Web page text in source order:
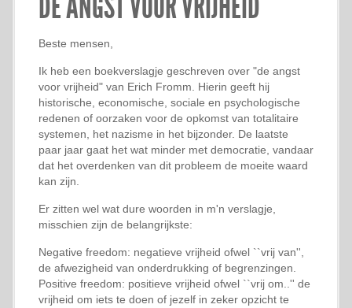
Beste mensen,
Ik heb een boekverslagje geschreven over "de angst
voor vrijheid" van Erich Fromm. Hierin geeft hij
historische, economische, sociale en psychologische
redenen of oorzaken voor de opkomst van totalitaire
systemen, het nazisme in het bijzonder. De laatste
paar jaar gaat het wat minder met democratie, vandaar
dat het overdenken van dit probleem de moeite waard
kan zijn.
Er zitten wel wat dure woorden in m'n verslagje,
misschien zijn de belangrijkste:
Negative freedom: negatieve vrijheid ofwel ``vrij van'',
de afwezigheid van onderdrukking of begrenzingen.
Positive freedom: positieve vrijheid ofwel ``vrij om..'' de
vrijheid om iets te doen of jezelf in zeker opzicht te